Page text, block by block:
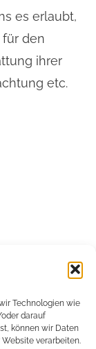
Technologien wie
darauf
können wir Daten
verarbeiten.
es erlaubt,
den
ihrer
etc.